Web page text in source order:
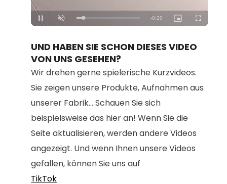
Unmute Loaded:
100.00%
UND HABEN SIE SCHON DIESES VIDEO
VON UNS GESEHEN?
Wir drehen gerne spielerische Kurzvideos.
Sie zeigen unsere Produkte, Aufnahmen aus
unserer Fabrik... Schauen Sie sich
beispielsweise das hier an! Wenn Sie die
Seite aktualisieren, werden andere Videos
angezeigt. Und wenn Ihnen unsere Videos
gefallen, können Sie uns auf
TikTok